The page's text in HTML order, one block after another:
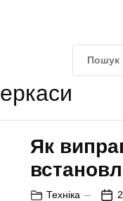
Як
Техніка